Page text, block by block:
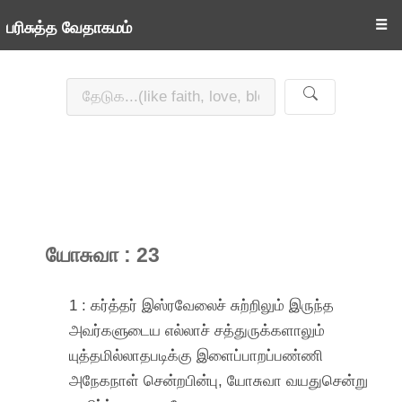
பரிசுத்த வேதாகமம் ☰
யோசுவா : 23
1 : கர்த்தர் இஸ்ரவேலைச் சுற்றிலும் இருந்த
அவர்களுடைய எல்லாச் சத்துருக்களாலும்
யுத்தமில்லாதபடிக்கு இளைப்பாறப்பண்ணி
அநேகநாள் சென்றபின்பு, யோசுவா வயதுசென்று